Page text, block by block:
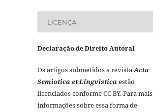
LICENÇA
Declaração de Direito Autoral
Os artigos submetidos a revistaActa
Semiotica et Lingvistica estão
licenciados conforme CC BY. Para mais
informações sobre essa forma de